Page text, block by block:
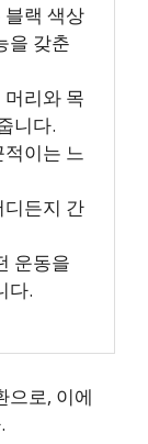
블랙 색상
을 갖춘
리와 목
니다.
이는 느
디든지 간
운동을
다.
으로, 이에